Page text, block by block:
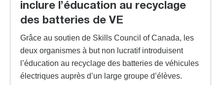
inclure l’éducation au recyclage
des batteries de VE
Grâce au soutien de Skills Council of Canada, les
deux organismes à but non lucratif introduisent
l’éducation au recyclage des batteries de véhicules
électriques auprès d’un large groupe d’élèves.